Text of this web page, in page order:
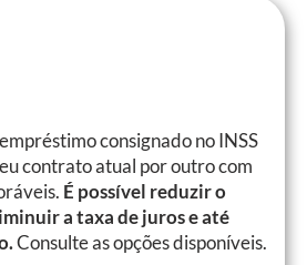
consignado no INSS
contrato atual por outro com
É possível reduzir o
a taxa de juros e até
Consulte as opções disponíveis.